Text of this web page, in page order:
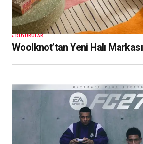
DUYURULAR
Woolknot’tan Yeni Halı Markası